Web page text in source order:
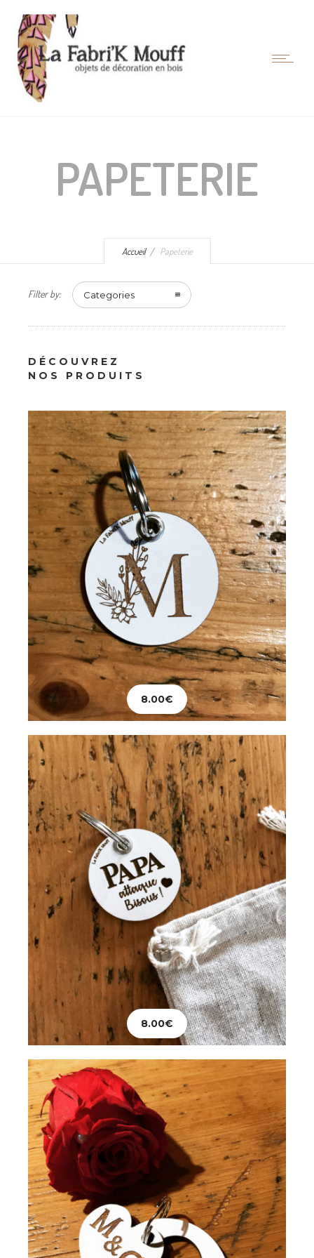
PAPETERIE
Accueil Papeterie
Filter by: Categories
DÉCOUVREZ
NOS PRODUITS
Ajouter au panier
Porte-clés Initiale Fleurie
8.00€
Ajouter au panier
Papeterie
Porte-clés Papa
8.00€
8.00€
Mariage
Porte-clés Coeur
12.00€